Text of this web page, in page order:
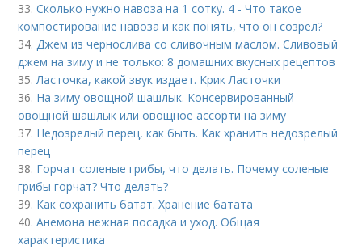
33.Сколько нужно навоза на 1 сотку. 4 - Что такое
компостирование навоза и как понять, что он созрел?
34.Джем из чернослива со сливочным маслом. Сливовый
джем на зиму и не только: 8 домашних вкусных рецептов
35.Ласточка, какой звук издает. Крик Ласточки
36. На зиму овощной шашлык. Консервированный
овощной шашлык или овощное ассорти на зиму
37. Недозрелый перец, как быть. Как хранить недозрелый
перец
38. Горчат соленые грибы, что делать. Почему соленые
грибы горчат? Что делать?
39. Как сохранить батат. Хранение батата
40.Анемона нежная посадка и уход. Общая
характеристика